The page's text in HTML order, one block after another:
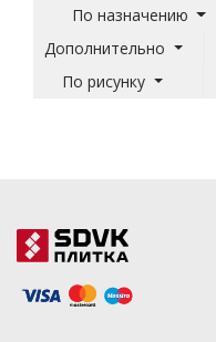
По назначению
Дополнительно
По рисунку